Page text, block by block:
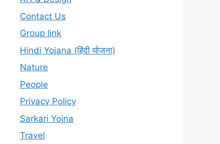
Contact Us
Group link
Hindi Yojana (हिंदी योजना)
Nature
People
Privacy Policy
Sarkari Yojna
Travel